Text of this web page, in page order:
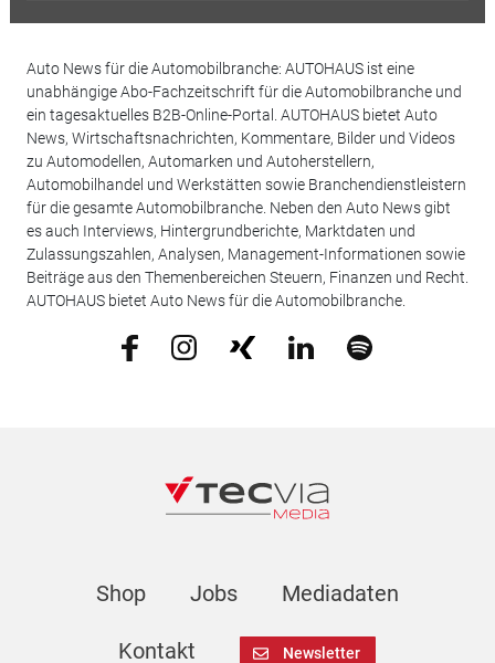
Auto News für die Automobilbranche: AUTOHAUS ist eine
unabhängige Abo-Fachzeitschrift für die Automobilbranche und
ein tagesaktuelles B2B-Online-Portal. AUTOHAUS bietet Auto
News, Wirtschaftsnachrichten, Kommentare, Bilder und Videos
zu Automodellen, Automarken und Autoherstellern,
Automobilhandel und Werkstätten sowie Branchendienstleistern
für die gesamte Automobilbranche. Neben den Auto News gibt
es auch Interviews, Hintergrundberichte, Marktdaten und
Zulassungszahlen, Analysen, Management-Informationen sowie
Beiträge aus den Themenbereichen Steuern, Finanzen und Recht.
AUTOHAUS bietet Auto News für die Automobilbranche.
Shop Jobs Mediadaten
Kontakt Newsletter